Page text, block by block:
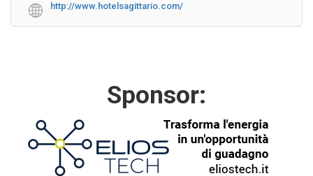
http://www.hotelsagittario.com/
Sponsor: